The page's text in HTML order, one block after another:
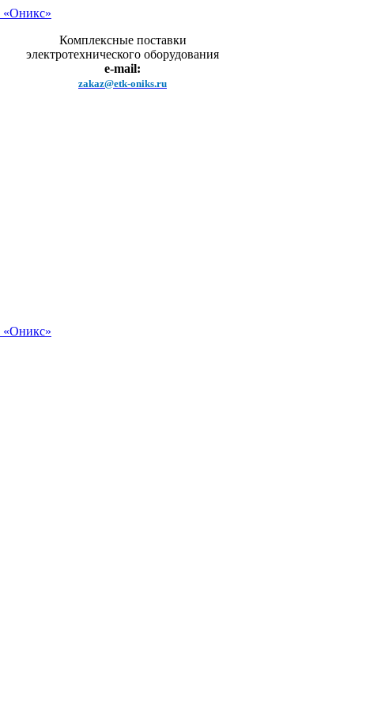
Комплексные поставки
электротехнического оборудования
e-mail:
zakaz@etk-oniks.ru